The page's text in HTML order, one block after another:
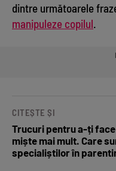
dintre următoarele
manipuleze copilul.
CITEȘTE ȘI
Trucuri pentru a-ți
miște mai mult. Care
specialiștilor în